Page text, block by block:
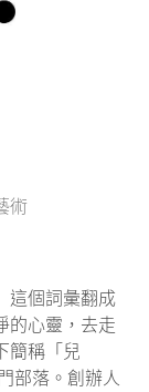
術
這個詞彙翻成
的心靈，去走
簡稱「兒
部落。創辦人